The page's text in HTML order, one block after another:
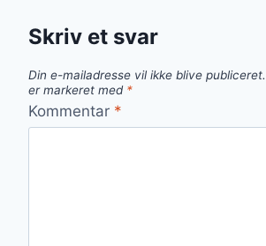
Skriv et svar
Din e-mailadresse vil ikke blive publiceret.
er markeret med *
Kommentar *